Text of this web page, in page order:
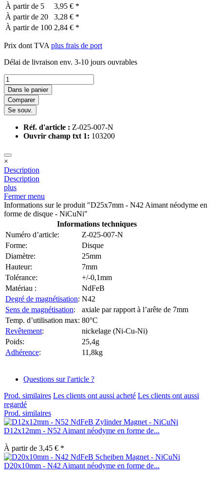
À partir de 5
3,95 € *
À partir de 20
3,28 € *
À partir de 100 2,84 € *
Prix dont TVA plus frais de port
Délai de livraison env. 3-10 jours ouvrables
Dans le panier
Comparer
Se souv.
Réf. d'article : Z-025-007-N
Ouvrir champ txt 1: 103200
×
Description
Description
plus
Fermer menu
Informations sur le produit "D25x7mm - N42 Aimant néodyme en
forme de disque - NiCuNi"
Informations techniques
Numéro d’article:
Z-025-007-N
Forme:
Disque
Diamètre:
25mm
Hauteur:
7mm
Tolérance:
+/-0,1mm
Matériau :
NdFeB
Degré de magnétisation: N42
Sens de magnétisation:
axiale par rapport à l’arête de 7mm
Temp. d’utilisation max: 80°C
Revêtement:
nickelage (Ni-Cu-Ni)
Poids:
25,4g
Adhérence: 11,8kg
Questions sur l'article ?
Prod. similaires Les clients ont aussi acheté Les clients ont aussi
regardé
Prod. similaires
D12x12mm - N52 Aimant néodyme en forme de...
À partir de 3,45 € *
D20x10mm - N42 Aimant néodyme en forme de...